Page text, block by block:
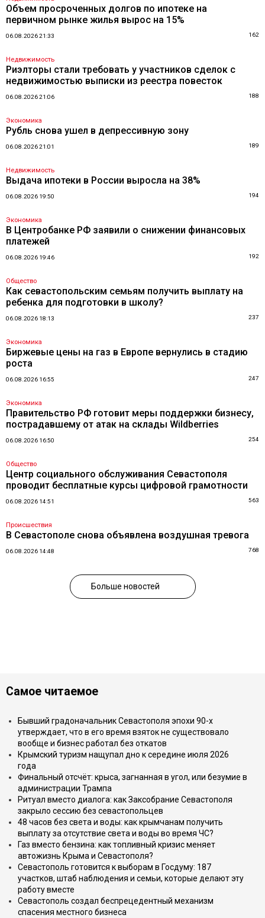
Объем просроченных долгов по ипотеке на
первичном рынке жилья вырос на 15%
06.08.2026 21:33 162
Недвижимость
Риэлторы стали требовать у участников сделок с
недвижимостью выписки из реестра повесток
06.08.2026 21:06 188
Экономика
Рубль снова ушел в депрессивную зону
06.08.2026 21:01 189
Недвижимость
Выдача ипотеки в России выросла на 38%
06.08.2026 19:50 194
Экономика
В Центробанке РФ заявили о снижении финансовых
платежей
06.08.2026 19:46 192
Общество
Как севастопольским семьям получить выплату на
ребенка для подготовки в школу?
06.08.2026 18:13 237
Экономика
Биржевые цены на газ в Европе вернулись в стадию
роста
06.08.2026 16:55 247
Экономика
Правительство РФ готовит меры поддержки бизнесу,
пострадавшему от атак на склады Wildberries
06.08.2026 16:50 254
Общество
Центр социального обслуживания Севастополя
проводит бесплатные курсы цифровой грамотности
06.08.2026 14:51 563
Происшествия
В Севастополе снова объявлена воздушная тревога
06.08.2026 14:48 768
Больше новостей
Самое читаемое
Бывший градоначальник Севастополя эпохи 90-х
утверждает, что в его время взяток не существовало
вообще и бизнес работал без откатов
Крымский туризм нащупал дно к середине июля 2026
года
Финальный отсчёт: крыса, загнанная в угол, или безумие в
администрации Трампа
Ритуал вместо диалога: как Заксобрание Севастополя
закрыло сессию без севастопольцев
48 часов без света и воды: как крымчанам получить
выплату за отсутствие света и воды во время ЧС?
Газ вместо бензина: как топливный кризис меняет
автожизнь Крыма и Севастополя?
Севастополь готовится к выборам в Госдуму: 187
участков, штаб наблюдения и семьи, которые делают эту
работу вместе
Севастополь создал беспрецедентный механизм
спасения местного бизнеса